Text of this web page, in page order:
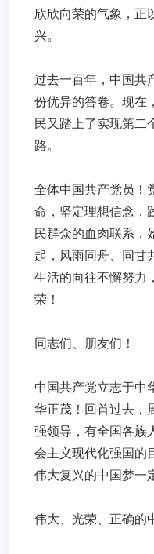
欣欣向荣的气象，正
兴。
过去一百年，中国共
份优异的答卷。现在
民又踏上了实现第二
路。
全体中国共产党员！
命，坚定理想信念，
民群众的血肉联系，
起，风雨同舟、同甘
生活的向往不懈努力
荣！
同志们、朋友们！
中国共产党立志于中
华正茂！回首过去，
强领导，有全国各族
会主义现代化强国的
伟大复兴的中国梦一
伟大、光荣、正确的